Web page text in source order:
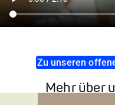
Zu unseren
Mehr über